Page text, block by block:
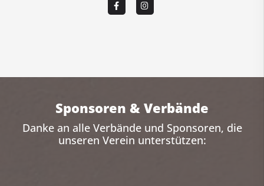
Sponsoren & Verbände
Danke an alle Verbände und Sponsoren, die
unseren Verein unterstützen: